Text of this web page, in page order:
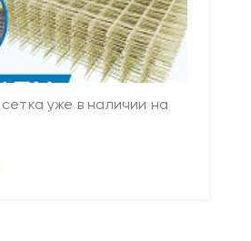
уже в наличии на